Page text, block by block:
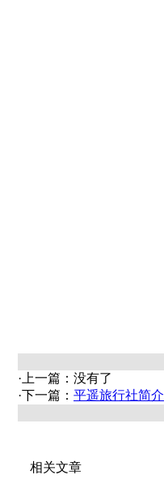
·上一篇：没有了
·下一篇： 平遥旅行社简介
相关文章